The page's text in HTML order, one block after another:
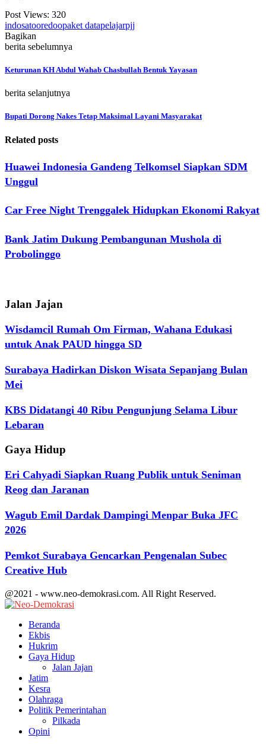
Post Views: 320
indosatooredoopaket datapelajarpjj
Bagikan
berita sebelumnya
Keturunan KH Abdul Wahab Chasbullah Bentuk Yayasan
berita selanjutnya
Bupati Dorong Nakes Tetap Maksimal Layani Masyarakat
Related posts
Huawei Indonesia Gandeng Telkomsel Siapkan SDM
Unggul
Car Free Night Trenggalek Hidupkan Ekonomi Rakyat
Bank Jatim Dukung Pembangunan Mushola di
Probolinggo
Jalan Jajan
Wisdamcil Rumah Om Firman, Wahana Edukasi
untuk Anak PAUD hingga SD
Surabaya Hadirkan Diskon Wisata Sepanjang Bulan
Mei
KBS Didatangi 40 Ribu Pengunjung Selama Libur
Lebaran
Gaya Hidup
Eri Cahyadi Siapkan Ruang Publik untuk Seniman
Reog dan Jaranan
Wagub Emil Dardak Dampingi Menpar Buka JFC
2026
Pemkot Surabaya Gencarkan Pengenalan Subec
Creative Hub
@2021 - www.neo-demokrasi.com. All Right Reserved.
Beranda
Ekbis
Hukrim
Gaya Hidup
Jalan Jajan
Jatim
Kesra
Olahraga
Politik Pemerintahan
Pilkada
Opini